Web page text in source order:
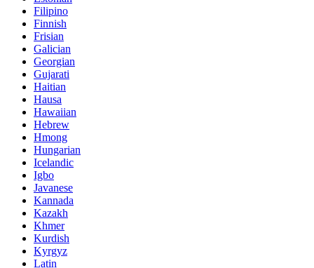
Filipino
Finnish
Frisian
Galician
Georgian
Gujarati
Haitian
Hausa
Hawaiian
Hebrew
Hmong
Hungarian
Icelandic
Igbo
Javanese
Kannada
Kazakh
Khmer
Kurdish
Kyrgyz
Latin